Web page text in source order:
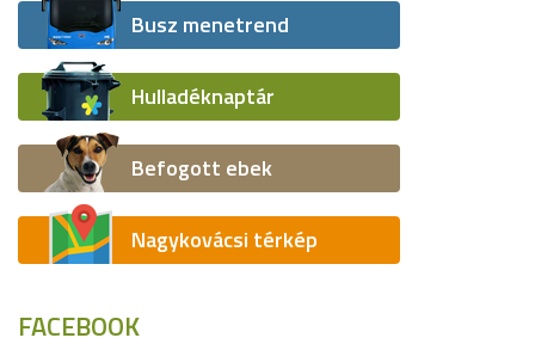
Busz menetrend
Hulladéknaptár
Befogott ebek
Nagykovácsi térkép
FACEBOOK